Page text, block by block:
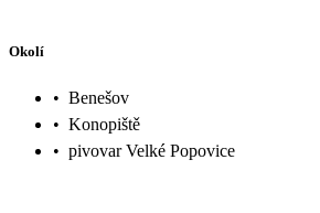
Okolí
• Benešov
• Konopiště
• pivovar Velké Popovice